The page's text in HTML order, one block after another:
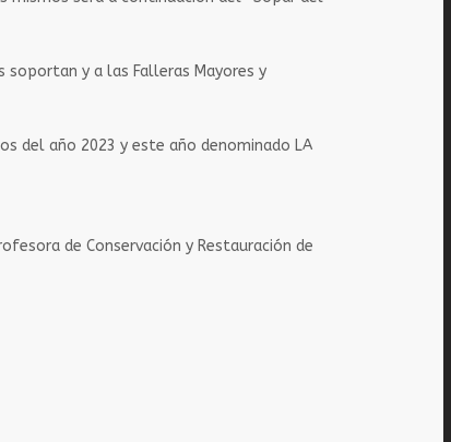
soportan y a las Falleras Mayores y
del año 2023 y este año denominado LA
de Conservación y Restauración de